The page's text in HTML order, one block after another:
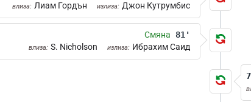
влиза: Лиам Гордън излиза: Джон Кутрумбис
Смяна 81'
влиза: S. Nicholson излиза: Ибрахим Саид